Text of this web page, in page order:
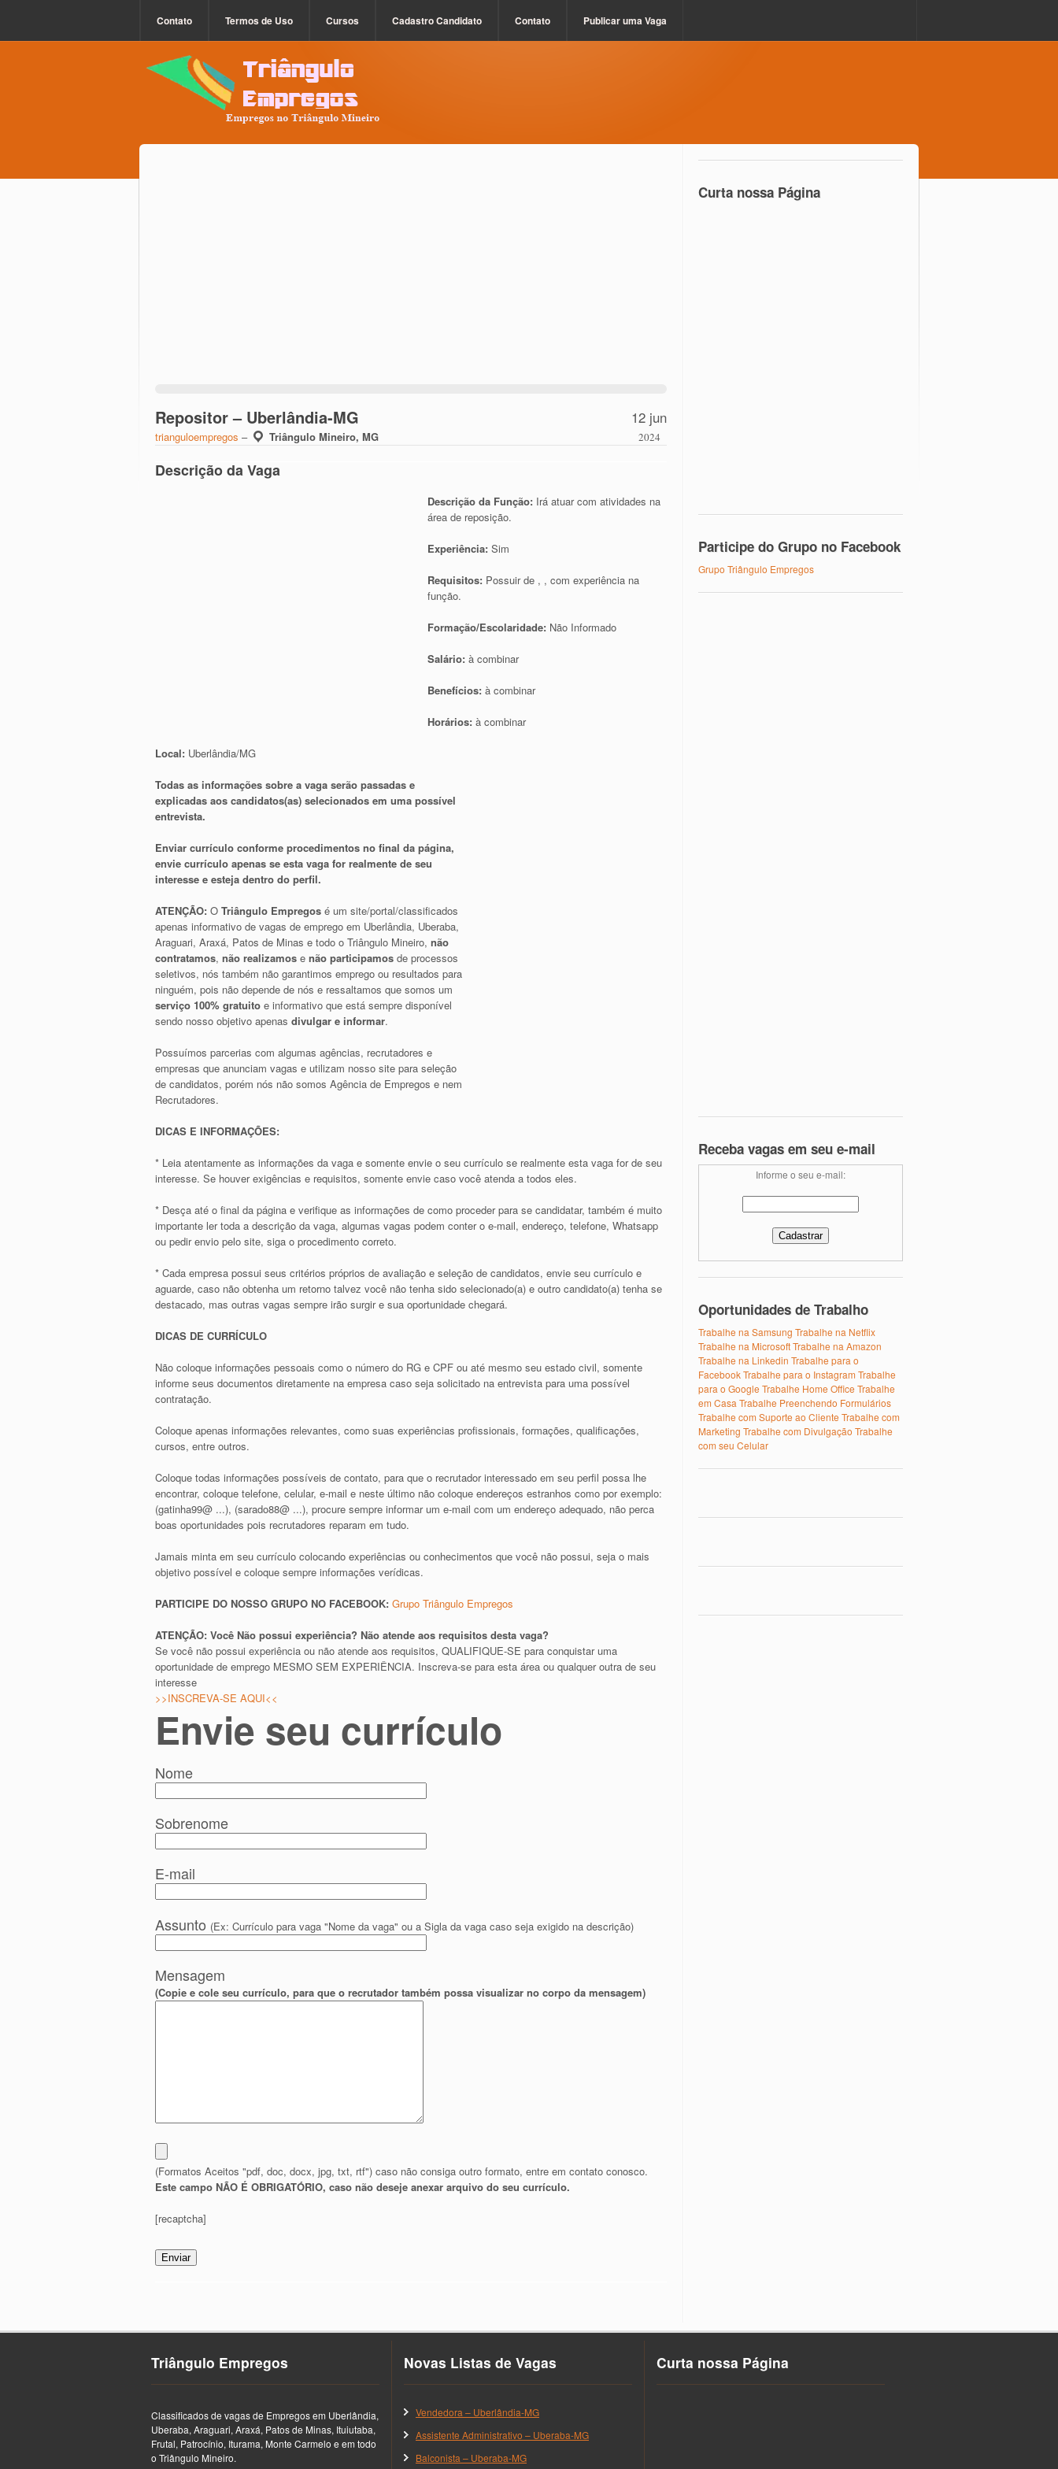
Contato Termos de Uso Cursos Cadastro Candidato Contato Publicar uma Vaga
12 jun
2024
Repositor – Uberlândia-MG
trianguloempregos – Triângulo Mineiro, MG
Descrição da Vaga
Descrição da Função: Irá atuar com atividades na
área de reposição.
Experiência: Sim
Requisitos: Possuir de , , com experiência na
função.
Formação/Escolaridade: Não Informado
Salário: à combinar
Benefícios: à combinar
Horários: à combinar
Local: Uberlândia/MG
Todas as informações sobre a vaga serão passadas e
explicadas aos candidatos(as) selecionados em uma possível
entrevista.
Enviar currículo conforme procedimentos no final da página,
envie currículo apenas se esta vaga for realmente de seu
interesse e esteja dentro do perfil.
ATENÇÃO: O Triângulo Empregos é um site/portal/classificados
apenas informativo de vagas de emprego em Uberlândia, Uberaba,
Araguari, Araxá, Patos de Minas e todo o Triângulo Mineiro, não
contratamos, não realizamos e não participamos de processos
seletivos, nós também não garantimos emprego ou resultados para
ninguém, pois não depende de nós e ressaltamos que somos um
serviço 100% gratuito e informativo que está sempre disponível
sendo nosso objetivo apenas divulgar e informar.
Possuímos parcerias com algumas agências, recrutadores e
empresas que anunciam vagas e utilizam nosso site para seleção
de candidatos, porém nós não somos Agência de Empregos e nem
Recrutadores.
DICAS E INFORMAÇÕES:
* Leia atentamente as informações da vaga e somente envie o seu currículo se realmente esta vaga for de seu
interesse. Se houver exigências e requisitos, somente envie caso você atenda a todos eles.
* Desça até o final da página e verifique as informações de como proceder para se candidatar, também é muito
importante ler toda a descrição da vaga, algumas vagas podem conter o e-mail, endereço, telefone, Whatsapp
ou pedir envio pelo site, siga o procedimento correto.
* Cada empresa possui seus critérios próprios de avaliação e seleção de candidatos, envie seu currículo e
aguarde, caso não obtenha um retorno talvez você não tenha sido selecionado(a) e outro candidato(a) tenha se
destacado, mas outras vagas sempre irão surgir e sua oportunidade chegará.
DICAS DE CURRÍCULO
Não coloque informações pessoais como o número do RG e CPF ou até mesmo seu estado civil, somente
informe seus documentos diretamente na empresa caso seja solicitado na entrevista para uma possível
contratação.
Coloque apenas informações relevantes, como suas experiências profissionais, formações, qualificações,
cursos, entre outros.
Coloque todas informações possíveis de contato, para que o recrutador interessado em seu perfil possa lhe
encontrar, coloque telefone, celular, e-mail e neste último não coloque endereços estranhos como por exemplo:
(gatinha99@ ...), (sarado88@ ...), procure sempre informar um e-mail com um endereço adequado, não perca
boas oportunidades pois recrutadores reparam em tudo.
Jamais minta em seu currículo colocando experiências ou conhecimentos que você não possui, seja o mais
objetivo possível e coloque sempre informações verídicas.
PARTICIPE DO NOSSO GRUPO NO FACEBOOK: Grupo Triângulo Empregos
ATENÇÃO: Você Não possui experiência? Não atende aos requisitos desta vaga?
Se você não possui experiência ou não atende aos requisitos, QUALIFIQUE-SE para conquistar uma
oportunidade de emprego MESMO SEM EXPERIÊNCIA. Inscreva-se para esta área ou qualquer outra de seu
interesse
>>INSCREVA-SE AQUI<<
Envie seu currículo
Nome
Sobrenome
E-mail
Assunto (Ex: Currículo para vaga "Nome da vaga" ou a Sigla da vaga caso seja exigido na descrição)
Mensagem
(Copie e cole seu currículo, para que o recrutador também possa visualizar no corpo da mensagem)
(Formatos Aceitos "pdf, doc, docx, jpg, txt, rtf") caso não consiga outro formato, entre em contato conosco.
Este campo NÃO É OBRIGATÓRIO, caso não deseje anexar arquivo do seu currículo.
[recaptcha]
Curta nossa Página
Participe do Grupo no Facebook
Grupo Triângulo Empregos
Receba vagas em seu e-mail
Informe o seu e-mail:
Oportunidades de Trabalho
Trabalhe na Samsung Trabalhe na Netflix
Trabalhe na MicrosoftTrabalhe na Amazon
Trabalhe na Linkedin Trabalhe para o
FacebookTrabalhe para o Instagram Trabalhe
para o Google Trabalhe Home Office Trabalhe
em CasaTrabalhe Preenchendo Formulários
Trabalhe com Suporte ao Cliente Trabalhe com
Marketing Trabalhe com Divulgação Trabalhe
com seu Celular
Triângulo Empregos
Classificados de vagas de Empregos em Uberlândia,
Uberaba, Araguari, Araxá, Patos de Minas, Ituiutaba,
Frutal, Patrocínio, Iturama, Monte Carmelo e em todo
o Triângulo Mineiro.
Novas Listas de Vagas
Vendedora – Uberlândia-MG
Assistente Administrativo – Uberaba-MG
Balconista – Uberaba-MG
Curta nossa Página